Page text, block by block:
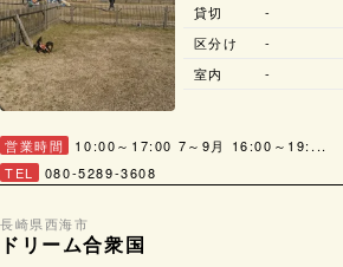
営業時間
10:00～17:00 7～9月 16:00～19:...
TEL
080-5289-3608
貸切
-
区分け
-
室内
-
長崎県西海市
ドリーム合衆国